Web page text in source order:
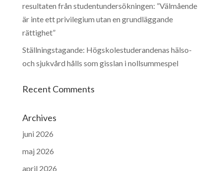
resultaten från studentundersökningen: ”Välmående
är inte ett privilegium utan en grundläggande
rättighet”
Ställningstagande: Högskolestuderandenas hälso-
och sjukvård hålls som gisslan i nollsummespel
Recent Comments
Archives
juni 2026
maj 2026
april 2026